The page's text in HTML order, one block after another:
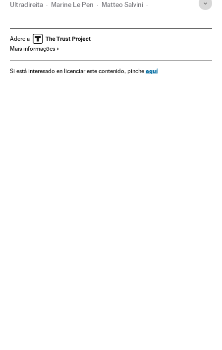
Ultradireita Marine Le Pen Matteo Salvini
Extrema direita
Adere a
Mais informações
Si está interesado en licenciar este contenido, pinche aquí